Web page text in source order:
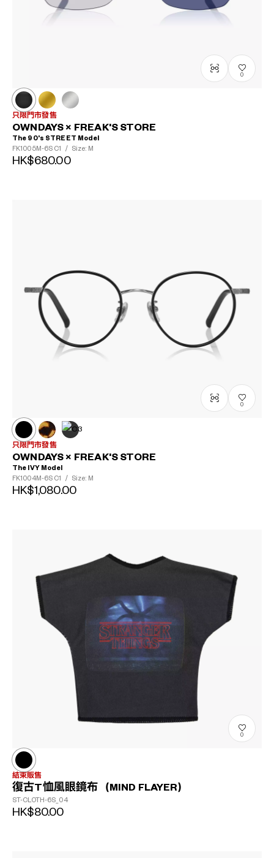
0
只限門市發售
OWNDAYS × FREAK'S STORE
The 90's STREET Model
FK1005M-6S C1 / Size: M
HK$680.00
0
只限門市發售
OWNDAYS × FREAK'S STORE
The IVY Model
FK1004M-6S C1 / Size: M
HK$1,080.00
0
結束販售
復古T恤風眼鏡布（MIND FLAYER）
ST-CLOTH-6S_04
HK$80.00